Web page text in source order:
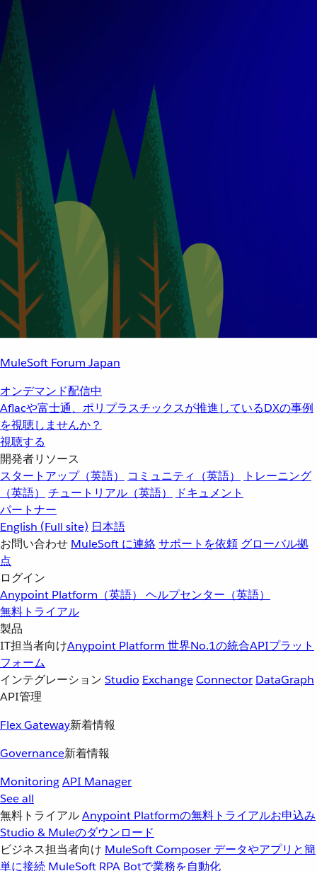
MuleSoft Forum Japan
オンデマンド配信中
Aflacや富士通、ポリプラスチックスが推進しているDXの事例
を視聴しませんか？
視聴する
開発者リソース
スタートアップ（英語）
コミュニティ（英語）
トレーニング
（英語）
チュートリアル（英語）
ドキュメント
パートナー
English (Full site) 日本語
お問い合わせ MuleSoft に連絡サポートを依頼 グローバル拠
点
ログイン
Anypoint Platform（英語） ヘルプセンター（英語）
無料トライアル
製品
IT担当者向けAnypoint Platform 世界No.1の統合APIプラット
フォーム
インテグレーション Studio ExchangeConnector DataGraph
API管理
Flex Gateway新着情報
Governance新着情報
MonitoringAPI Manager
See all
無料トライアルAnypoint Platformの無料トライアルお申込み
Studio & Muleのダウンロード
ビジネス担当者向け MuleSoft Composer データやアプリと簡
単に接続 MuleSoft RPA Botで業務を自動化